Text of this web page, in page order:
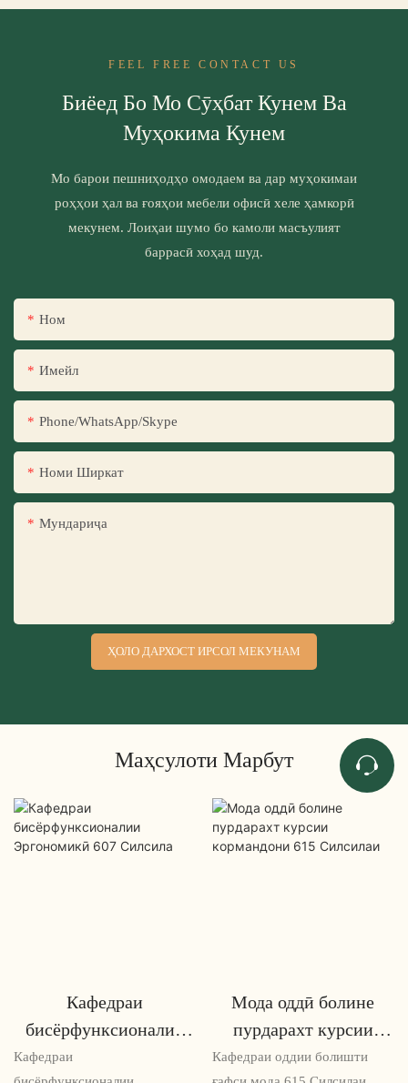
FEEL FREE CONTACT US
Биёед Бо Мо Сӯҳбат Кунем Ва
Муҳокима Кунем
Мо барои пешниҳодҳо омодаем ва дар муҳокимаи
роҳҳои ҳал ва ғояҳои мебели офисӣ хеле ҳамкорӣ
мекунем. Лоиҳаи шумо бо камоли масъулият
баррасӣ хоҳад шуд.
Ном
Имейл
Phone/WhatsApp/Skype
Номи Ширкат
Мундариҷа
ҲОЛО ДАРХОСТ ИРСОЛ МЕКУНАМ
Маҳсулоти Марбут
Кафедраи
бисёрфунксионалии
Эргономикӣ 607
Кафедраи
Мода оддӣ болине
пурдарахт курсии
кормандони 615
Кафедраи оддии болишти